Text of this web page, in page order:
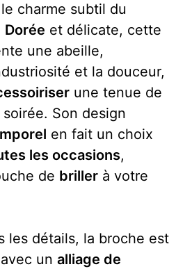
charme subtil du
Dorée et délicate, cette
une abeille,
et la douceur,
une tenue de
Son design
en fait un choix
les occasions,
de briller à votre
les détails, la broche est
un alliage de